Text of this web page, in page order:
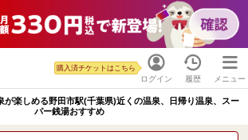
ログイン
購入済チケットはこちら
履歴 メニュー
が楽しめる野田市駅(千葉県)近くの温泉、日帰り温泉、スー
パー銭湯おすすめ